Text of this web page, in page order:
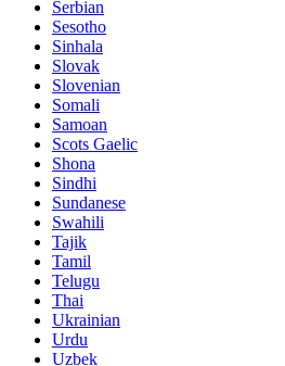
Serbian
Sesotho
Sinhala
Slovak
Slovenian
Somali
Samoan
Scots Gaelic
Shona
Sindhi
Sundanese
Swahili
Tajik
Tamil
Telugu
Thai
Ukrainian
Urdu
Uzbek